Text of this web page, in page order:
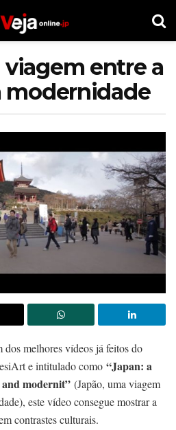
viagem entre a
modernidade
melhores vídeos já feitos do
e intitulado como “Japan: a
modernit” (Japão, uma viagem
este vídeo consegue mostrar a
contrastes culturais.